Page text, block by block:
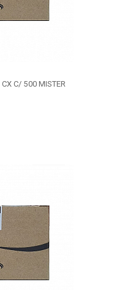
C/ 500 MISTER